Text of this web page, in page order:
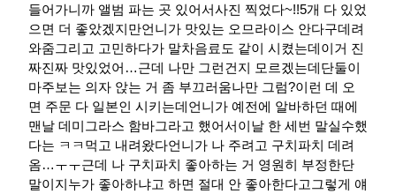
들어가니까 앨범 파는 곳 있어서사진 찍었다~!!5개 다 있었
으면 더 좋았겠지만언니가 맛있는 오므라이스 안다구데려
와줌그리고 고민하다가 말차음료도 같이 시켰는데이거 진
짜진짜 맛있었어…근데 나만 그런건지 모르겠는데단둘이
마주보는 의자 앉는 거 좀 부끄러움나만 그럼?​이런 데 오
면 주문 다 일본인 시키는데언니가 예전에 알바하던 때에
맨날 데미그라스 함바그라고 했어서이날 한 세번 말실수했
다는 ㅋㅋ먹고 내려왔다언니가 나 주려고 구치파치 데려
옴…ㅜㅜ근데 나 구치파치 좋아하는 거 영원히 부정한단
말이지누가 좋아하냐고 하면 절대 안 좋아한다고그렇게 얘